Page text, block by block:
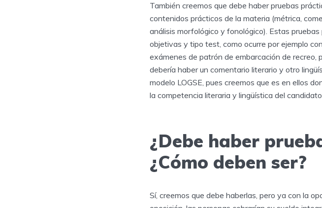
También creemos que debe haber pruebas
contenidos prácticos de la materia (métrica,
análisis morfológico y fonológico). Estas
objetivas y tipo test, como ocurre por ejemplo
exámenes de patrón de embarcación de
debería haber un comentario literario y otro
modelo LOGSE, pues creemos que es en ellos
la competencia literaria y lingüística del
¿Debe haber
¿Cómo deben ser?
Sí, creemos que debe haberlas, pero ya con la